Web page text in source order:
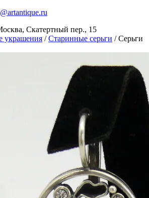
Скатертный пер., 15
украшения / Старинные серьги / Серьги